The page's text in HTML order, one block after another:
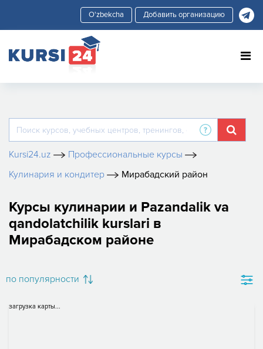
Добавить организацию
Kursi24.uz
Профессиональные курсы
Кулинария и кондитер
Мирабадский район
Курсы кулинарии и Pazandalik va
qandolatchilik kurslari в
Мирабадском районе
по популярности
загрузка карты...